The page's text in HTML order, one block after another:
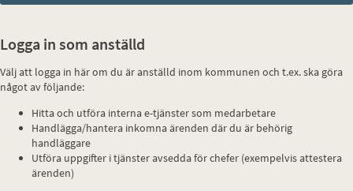
Logga in som anställd
Välj att logga in här om du är anställd inom kommunen och t.ex. ska göra
något av följande:
Hitta och utföra interna e-tjänster som medarbetare
Handlägga/hantera inkomna ärenden där du är behörig
handläggare
Utföra uppgifter i tjänster avsedda för chefer (exempelvis attestera
ärenden)